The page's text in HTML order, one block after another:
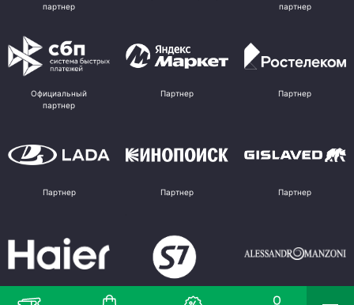
партнер
партнер
Официальный
партнер
Партнер Партнер
Партнер Партнер Партнер